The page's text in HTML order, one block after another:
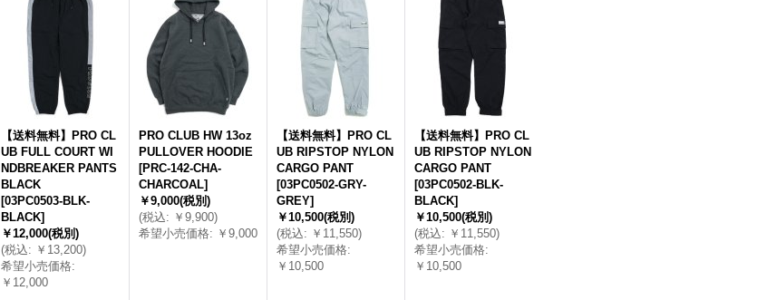
【送料無料】PRO CL
UB FULL COURT WI
NDBREAKER PANTS
BLACK
[03PC0503-BLK-
BLACK]
￥12,000(税別)
(税込: ￥13,200)
希望小売価格:
￥12,000
PRO CLUB HW 13oz
PULLOVER HOODIE
[PRC-142-CHA-
CHARCOAL]
￥9,000(税別)
(税込: ￥9,900)
希望小売価格: ￥9,000
【送料無料】PRO CL
UB RIPSTOP NYLON
CARGO PANT
[03PC0502-GRY-
GREY]
￥10,500(税別)
(税込: ￥11,550)
希望小売価格:
￥10,500
【送料無料】PRO CL
UB RIPSTOP NYLON
CARGO PANT
[03PC0502-BLK-
BLACK]
￥10,500(税別)
(税込: ￥11,550)
希望小売価格:
￥10,500